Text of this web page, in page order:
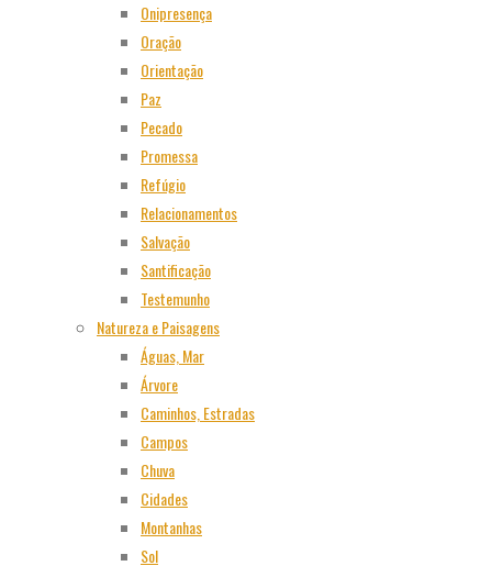
Onipresença
Oração
Orientação
Paz
Pecado
Promessa
Refúgio
Relacionamentos
Salvação
Santificação
Testemunho
Natureza e Paisagens
Águas, Mar
Árvore
Caminhos, Estradas
Campos
Chuva
Cidades
Montanhas
Sol